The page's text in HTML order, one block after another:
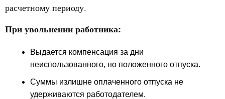
расчетному периоду.
При увольнении работника:
Выдается компенсация за дни
неиспользованного, но положенного отпуска.
Суммы излишне оплаченного отпуска не
удерживаются работодателем.